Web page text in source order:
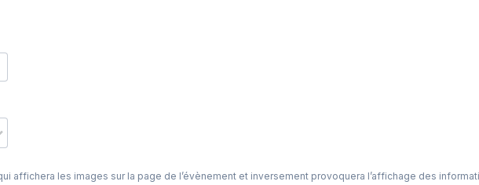
affichera les images sur la page de l’évènement et inversement provoquera l’affichage des